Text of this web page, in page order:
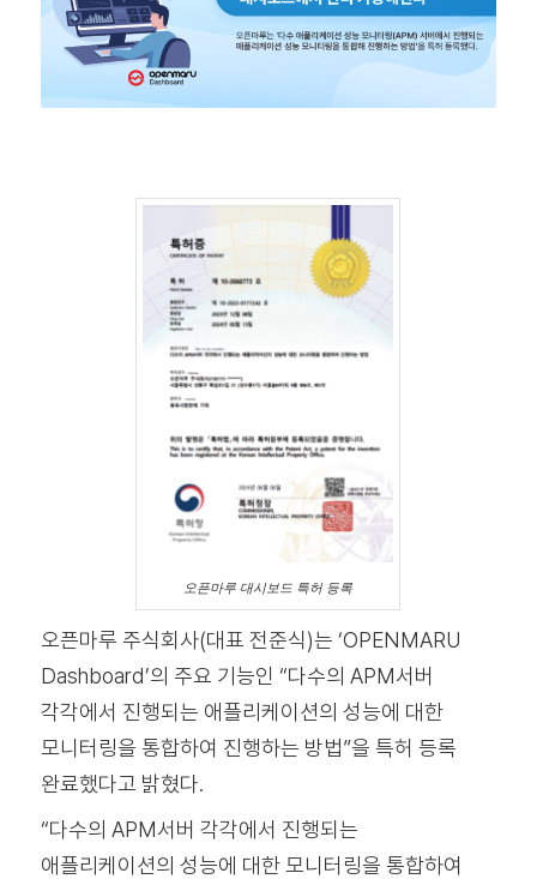
오픈마루 대시보드 특허 등록
오픈마루 주식회사(대표 전준식)는 ‘OPENMARU
Dashboard’의 주요 기능인 “다수의 APM서버
각각에서 진행되는 애플리케이션의 성능에 대한
모니터링을 통합하여 진행하는 방법”을 특허 등록
완료했다고 밝혔다.
“다수의 APM서버 각각에서 진행되는
애플리케이션의 성능에 대한 모니터링을 통합하여